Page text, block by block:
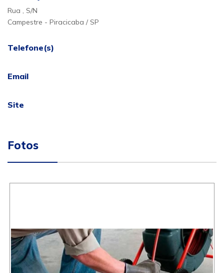
Rua , S/N
Campestre - Piracicaba / SP
Telefone(s)
Email
Site
Fotos